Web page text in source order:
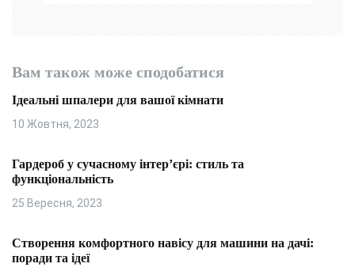
Вам також може сподобатися
Ідеальні шпалери для вашої кімнати
10 Жовтня, 2023
Гардероб у сучасному інтер’єрі: стиль та
функціональність
25 Вересня, 2023
Створення комфортного навісу для машини на дачі:
поради та ідеї